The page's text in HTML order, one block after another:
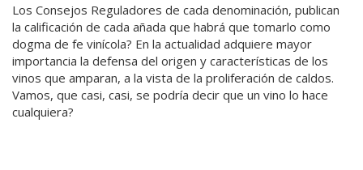
Los Consejos Reguladores de cada denominación, publican
la calificación de cada añada que habrá que tomarlo como
dogma de fe vinícola? En la actualidad adquiere mayor
importancia la defensa del origen y características de los
vinos que amparan, a la vista de la proliferación de caldos.
Vamos, que casi, casi, se podría decir que un vino lo hace
cualquiera?